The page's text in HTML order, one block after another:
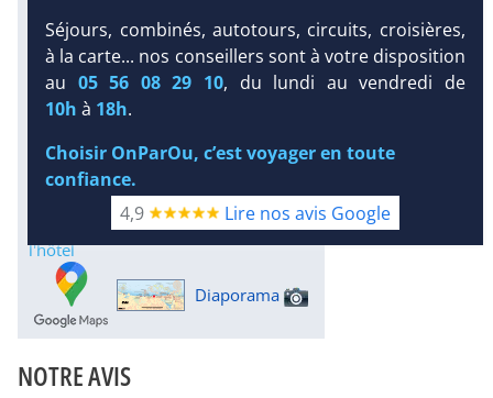
RÉSERVATION
Infos plages :
Dist.Distance:
200 m
Long.
Longueur:
301
Tx:33 % Tx :20 %
Infos golfs :
dont le plus proche à 2.5 km de
l'hôtel
Diaporama
NOTRE AVIS
Séjours, combinés, autotours, circuits, croisières,
à la carte... nos conseillers sont à votre disposition
au 05 56 08 29 10, du lundi au vendredi de
10h à 18h.
Choisir OnParOu, c’est voyager en toute
confiance.
4,9
Lire nos avis Google